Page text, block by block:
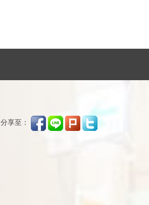
分享至：